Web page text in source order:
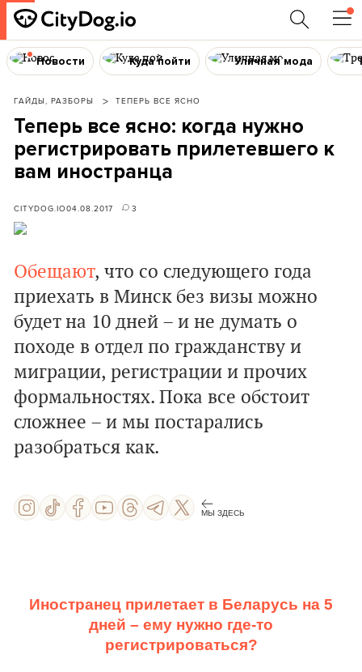
Новости Куда пойти Уличная мода
ГАЙДЫ, РАЗБОРЫ ТЕПЕРЬ ВСЕ ЯСНО
Теперь все ясно: когда нужно
регистрировать прилетевшего к
вам иностранца
CITYDOG.IO04.08.2017 3
Обещают, что со следующего года
приехать в Минск без визы можно
будет на 10 дней – и не думать о
походе в отдел по гражданству и
миграции, регистрации и прочих
формальностях. Пока все обстоит
сложнее – и мы постарались
разобраться как.
МЫ ЗДЕСЬ
Иностранец прилетает в Беларусь на 5
дней – ему нужно где-то
регистрироваться?